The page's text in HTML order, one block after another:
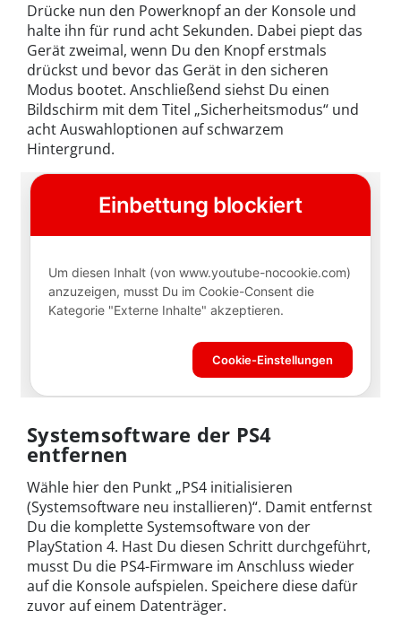
Drücke nun den Powerknopf an der Konsole und
halte ihn für rund acht Sekunden. Dabei piept das
Gerät zweimal, wenn Du den Knopf erstmals
drückst und bevor das Gerät in den sicheren
Modus bootet. Anschließend siehst Du einen
Bildschirm mit dem Titel „Sicherheitsmodus“ und
acht Auswahloptionen auf schwarzem
Hintergrund.
Systemsoftware der PS4
entfernen
Wähle hier den Punkt „PS4 initialisieren
(Systemsoftware neu installieren)“. Damit entfernst
Du die komplette Systemsoftware von der
PlayStation 4. Hast Du diesen Schritt durchgeführt,
musst Du die PS4-Firmware im Anschluss wieder
auf die Konsole aufspielen. Speichere diese dafür
zuvor auf einem Datenträger.